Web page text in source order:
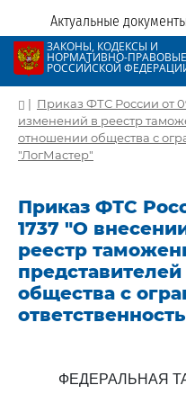
Актуальные
ЗАКОНЫ, КОДЕКСЫ И
НОРМАТИВНО-
РОССИЙСКОЙ
| Приказ ФТС России от
изменений в реестр
отношении общества с
"ЛогМастер"
Приказ ФТС
1737 "О
реестр
общества с
ФЕДЕРАЛЬНАЯ